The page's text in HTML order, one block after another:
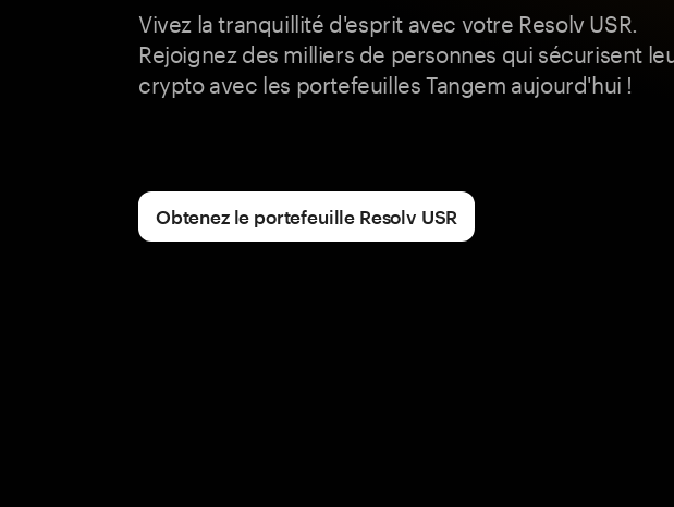
Vivez la tranquillité d'esprit avec votre Resolv USR.
Rejoignez des milliers de personnes qui sécurisent
crypto avec les portefeuilles Tangem aujourd'hui !
Obtenez le portefeuille Resolv USR